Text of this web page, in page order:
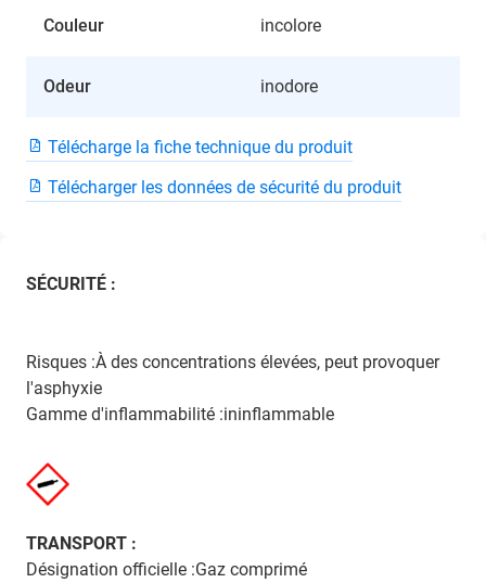
Couleur incolore
Odeur inodore
Télécharge la fiche technique du produit
Télécharger les données de sécurité du produit
SÉCURITÉ :
Risques :À des concentrations élevées, peut provoquer
l'asphyxie
Gamme d'inflammabilité :ininflammable
TRANSPORT :
Désignation officielle :Gaz comprimé